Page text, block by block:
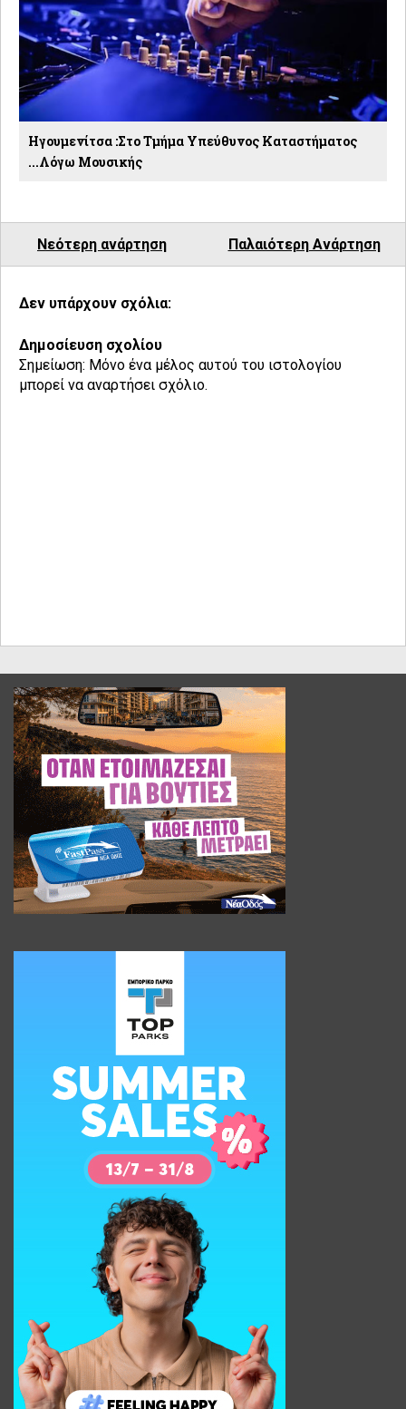
Ηγουμενίτσα :Στο Τμήμα Υπεύθυνος Καταστήματος
...λόγω Μουσικής
Νεότερη ανάρτηση Παλαιότερη Ανάρτηση
Δεν υπάρχουν σχόλια:
Δημοσίευση σχολίου
Σημείωση: Μόνο ένα μέλος αυτού του ιστολογίου
μπορεί να αναρτήσει σχόλιο.